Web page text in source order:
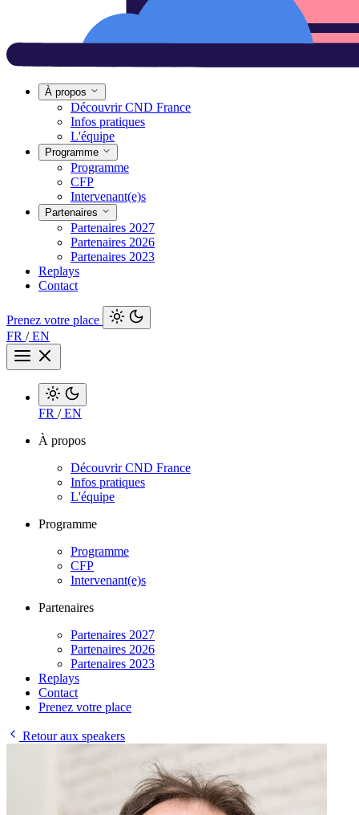
À propos
Découvrir CND France
Infos pratiques
L'équipe
Programme
Programme
CFP
Intervenant(e)s
Partenaires
Partenaires 2027
Partenaires 2026
Partenaires 2023
Replays
Contact
Prenez votre place
FR /EN
FR /EN
À propos
Découvrir CND France
Infos pratiques
L'équipe
Programme
Programme
CFP
Intervenant(e)s
Partenaires
Partenaires 2027
Partenaires 2026
Partenaires 2023
Replays
Contact
Prenez votre place
Retour aux speakers